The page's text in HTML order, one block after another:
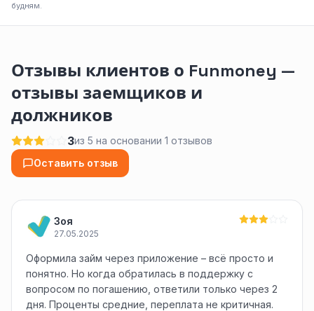
будням.
Отзывы клиентов о Funmoney —
отзывы заемщиков и
должников
3из 5 на основании 1 отзывов
Оставить отзыв
Зоя
27.05.2025
Оформила займ через приложение – всё просто и
понятно. Но когда обратилась в поддержку с
вопросом по погашению, ответили только через 2
дня. Проценты средние, переплата не критичная.